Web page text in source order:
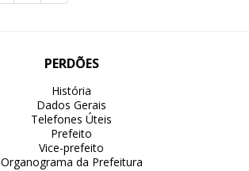
PERDÕES
História
Dados Gerais
Telefones Úteis
Prefeito
Vice-prefeito
Organograma da Prefeitura